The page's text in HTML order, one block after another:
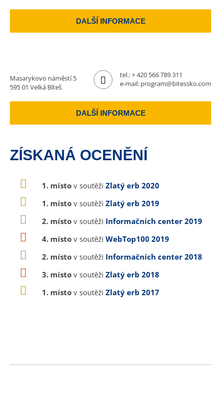
DALŠÍ INFORMACE
Masarykovo náměstí 5
595 01 Velká Bíteš
tel.:+ 420 566 789 311
e-mail: program@bitessko.com
DALŠÍ INFORMACE
ZÍSKANÁ OCENĚNÍ
1. místo v soutěži Zlatý erb 2020
1. místo v soutěži Zlatý erb 2019
2. místo v soutěži Informačních center 2019
4. místo v soutěži WebTop100 2019
2. místo v soutěži Informačních center 2018
3. místo v soutěži Zlatý erb 2018
1. místo v soutěži Zlatý erb 2017